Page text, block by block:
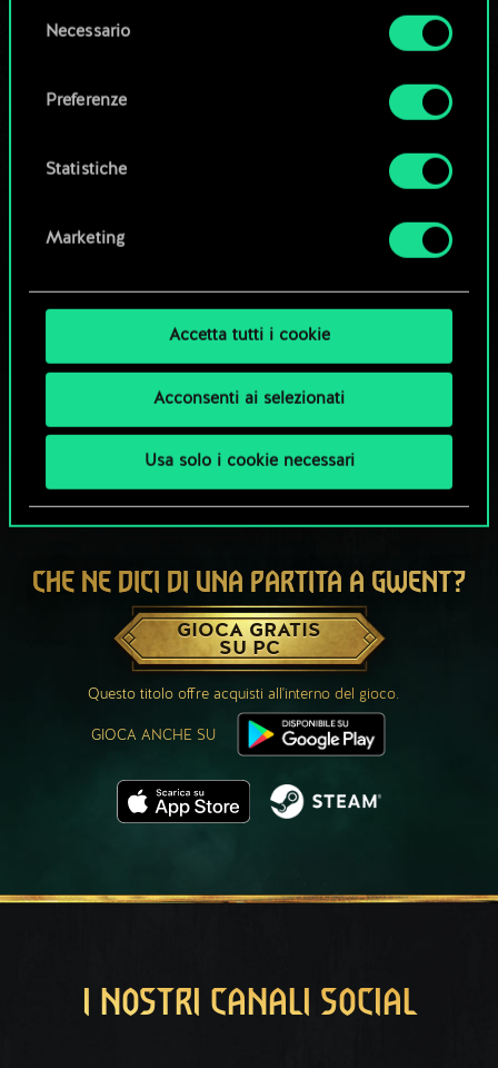
Tutti i dettagli su come utilizziamo i cookie e su
disponibili nel menu "Impostazioni" qui sotto.
delNecessario
Preferenze
Statistiche
Marketing
Accetta tutti i cookie
Acconsenti ai selezionati
Usa solo i cookie necessari
CHE NE DICI DI UNA PARTITA A GWENT?
GIOCA GRATIS
SU PC
Questo titolo offre acquisti all'interno del gioco.
GIOCA ANCHE SU
I NOSTRI CANALI SOCIAL